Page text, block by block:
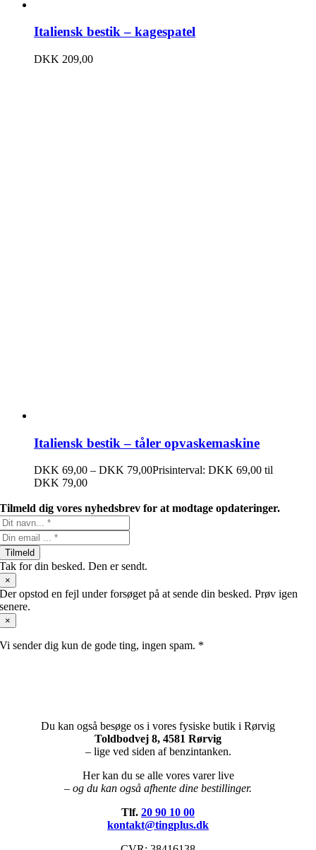
Italiensk bestik – kagespatel
DKK 209,00
Italiensk bestik – tåler opvaskemaskine
DKK 69,00 – DKK 79,00Prisinterval: DKK 69,00 til
DKK 79,00
Tilmeld dig vores nyhedsbrev for at modtage opdateringer.
Tilmeld
Tak for din besked. Den er sendt.
×
Der opstod en fejl under forsøget på at sende din besked. Prøv igen
senere.
×
Vi sender dig kun de gode ting, ingen spam. *
Du kan også besøge os i vores fysiske butik i Rørvig
Toldbodvej 8, 4581 Rørvig
– lige ved siden af benzintanken.
Her kan du se alle vores varer live
– og du kan også afhente dine bestillinger.
Tlf. 20 90 10 00
kontakt@tingplus.dk